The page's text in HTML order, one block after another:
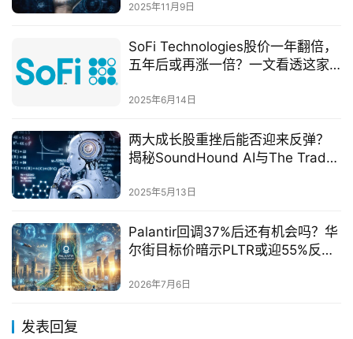
2025年11月9日
SoFi Technologies股价一年翻倍，
五年后或再涨一倍？一文看透这家
2025年6月14日
两大成长股重挫后能否迎来反弹？
揭秘SoundHound AI与The Trade
2025年5月13日
Palantir回调37%后还有机会吗？华
尔街目标价暗示PLTR或迎55%反弹
2026年7月6日
发表回复